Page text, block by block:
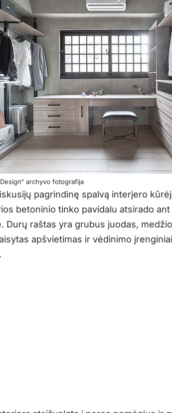
Design“ archyvo fotografija
pagrindinę spalvą interjero
betoninio tinko pavidalu atsirado
Durų raštas yra grubus juodas,
apšvietimas ir vėdinimo